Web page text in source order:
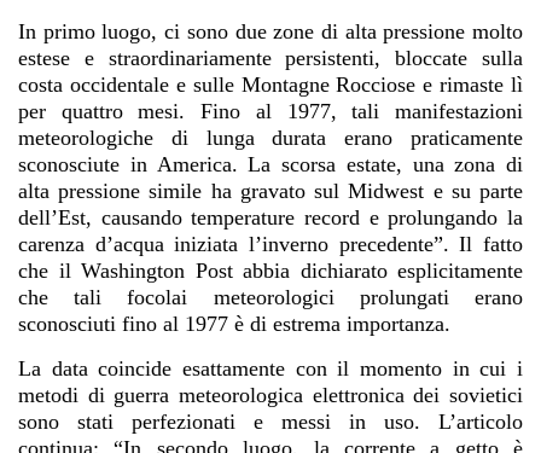
In primo luogo, ci sono due zone di alta pressione molto
estese e straordinariamente persistenti, bloccate sulla
costa occidentale e sulle Montagne Rocciose e rimaste lì
per quattro mesi. Fino al 1977, tali manifestazioni
meteorologiche di lunga durata erano praticamente
sconosciute in America. La scorsa estate, una zona di
alta pressione simile ha gravato sul Midwest e su parte
dell’Est, causando temperature record e prolungando la
carenza d’acqua iniziata l’inverno precedente”. Il fatto
che il Washington Post abbia dichiarato esplicitamente
che tali focolai meteorologici prolungati erano
sconosciuti fino al 1977 è di estrema importanza.
La data coincide esattamente con il momento in cui i
metodi di guerra meteorologica elettronica dei sovietici
sono stati perfezionati e messi in uso. L’articolo
continua: “In secondo luogo, la corrente a getto è